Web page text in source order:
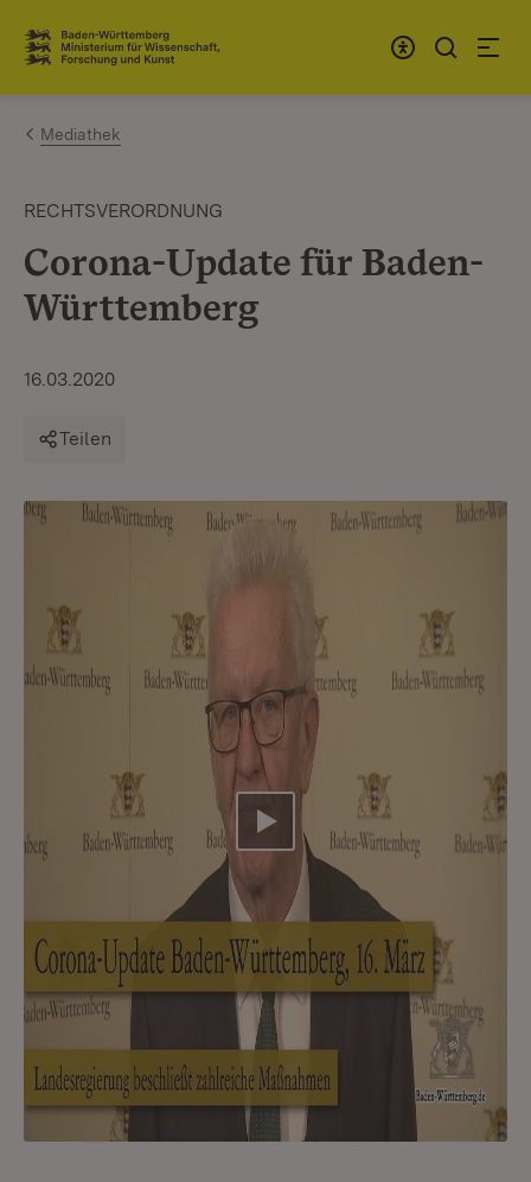
Zum Inhalt springen
Link zur Startseite
Mediathek
RECHTSVERORDNUNG
Corona-Update für Baden-
Württemberg
16.03.2020
Teilen
Video abspielen